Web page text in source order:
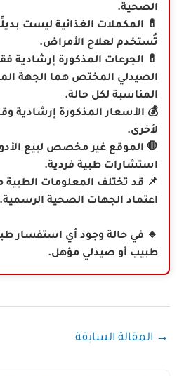
الصحية.
💊 المكملات الغذائية ليست
تُستخدم لعلاج الأمراض.
💊 الجرعات المذكورة إرشادية
الصيدلي المختص هما الجهة
المناسبة لكل حالة.
💰 الأسعار المذكورة إرشادية
لأخرى.
🛑 الموقع غير مخصص لبيع
استشارات طبية فردية.
📌 قد تختلف المعلومات
اعتماد الجهات الصحية الرسمية.
🔹 في حالة وجود أي استفسار
طبيب أو صيدلي مؤهل.
→ المقالة السابقة